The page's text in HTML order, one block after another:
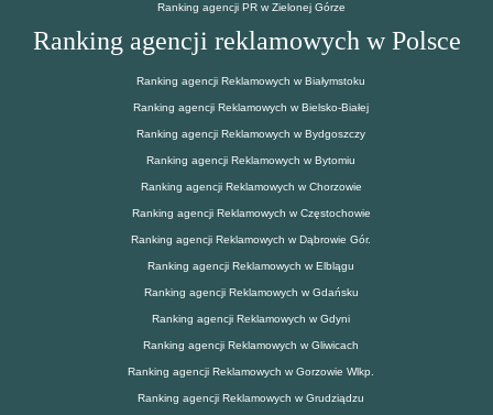
Ranking agencji PR w Zielonej Górze
Ranking agencji reklamowych w Polsce
Ranking agencji Reklamowych w Białymstoku
Ranking agencji Reklamowych w Bielsko-Białej
Ranking agencji Reklamowych w Bydgoszczy
Ranking agencji Reklamowych w Bytomiu
Ranking agencji Reklamowych w Chorzowie
Ranking agencji Reklamowych w Częstochowie
Ranking agencji Reklamowych w Dąbrowie Gór.
Ranking agencji Reklamowych w Elblągu
Ranking agencji Reklamowych w Gdańsku
Ranking agencji Reklamowych w Gdyni
Ranking agencji Reklamowych w Gliwicach
Ranking agencji Reklamowych w Gorzowie Wlkp.
Ranking agencji Reklamowych w Grudziądzu